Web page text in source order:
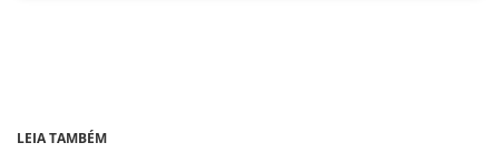
LEIA TAMBÉM